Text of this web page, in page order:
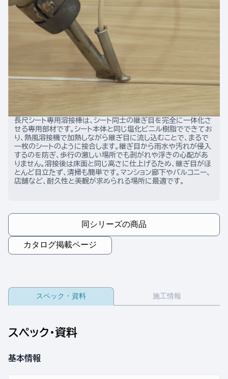
長尺シート専用溶接棒は、シート同士の継ぎ目を完全に一体化さ
せる専用部材です。シート本体と同じ塩化ビニル樹脂でできてお
り、熱風溶接機で加熱しながら継ぎ目に流し込むことで、まるで
一枚のシートのように接合します。継ぎ目から雨水や汚れが侵入
するのを防ぎ、歩行の激しい場所でも剥がれや浮きの心配があ
りません。溶接後は床面と同じ高さに仕上げるため、継ぎ目がほ
とんど目立たず、清掃も簡単です。マンション廊下やバルコニー、
店舗など、耐久性と美観が求められる場所に最適です。
同シリーズの商品
カタログ掲載ページ
スペック・資料 施工情報
スペック・資料
基本情報